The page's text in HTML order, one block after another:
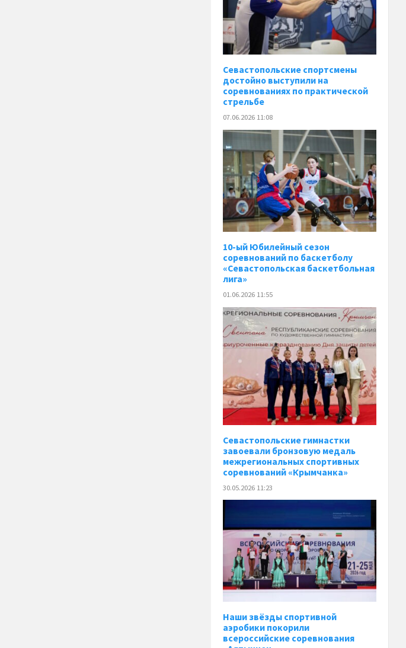
Севастопольские спортсмены
достойно выступили на
соревнованиях по практической
стрельбе
07.06.2026 11:08
10-ый Юбилейный сезон
соревнований по баскетболу
«Севастопольская баскетбольная
лига»
01.06.2026 11:55
Севастопольские гимнастки
завоевали бронзовую медаль
межрегиональных спортивных
соревнований «Крымчанка»
30.05.2026 11:23
Наши звёзды спортивной
аэробики покорили
всероссийские соревнования